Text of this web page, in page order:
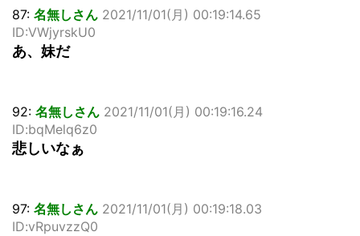
87: 名無しさん 2021/11/01(月) 00:19:14.65
ID:VWjyrskU0
あ、妹だ
92: 名無しさん 2021/11/01(月) 00:19:16.24
ID:bqMelq6z0
悲しいなぁ
97: 名無しさん 2021/11/01(月) 00:19:18.03
ID:vRpuvzzQ0